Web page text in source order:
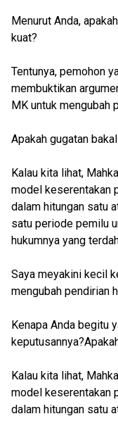
Menurut Anda,
kuat?
Tentunya, pemohon
membuktikan
MK untuk mengubah
Apakah gugatan
Kalau kita lihat,
model keserentakan
dalam hitungan satu
satu periode pemilu
hukumnya yang
Saya meyakini kecil
mengubah pendirian
Kenapa Anda begitu
Kalau kita lihat,
model keserentakan
dalam hitungan satu